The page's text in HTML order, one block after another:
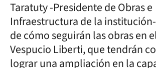
Taratuty -Presidente de Obras e
Infraestructura de la
de cómo seguirán las obras en
Vespucio Liberti, que tendrán
lograr una ampliación en la